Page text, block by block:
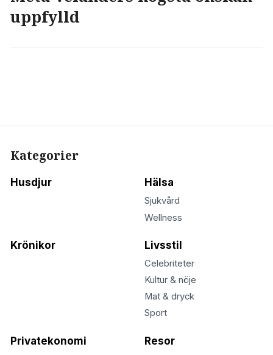
uppfylld
Kategorier
Husdjur Hälsa
Sjukvård
Wellness
Krönikor Livsstil
Celebriteter
Kultur & nöje
Mat & dryck
Sport
Privatekonomi Resor